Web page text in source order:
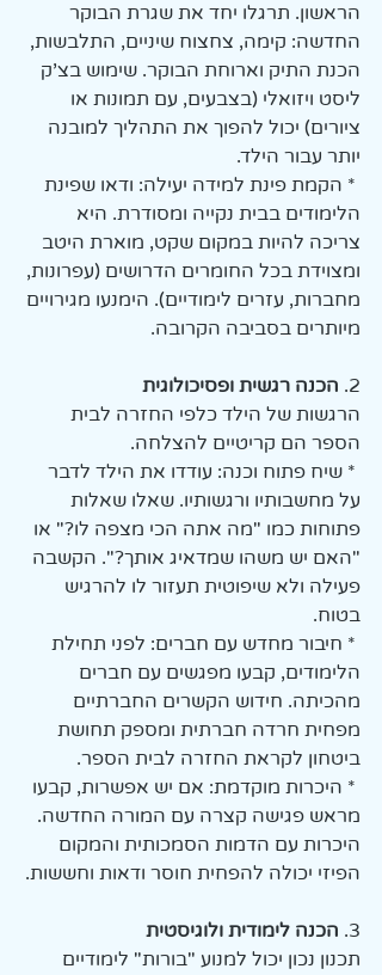
הראשון. תרגלו יחד את שגרת הבוקר
החדשה: קימה, צחצוח שיניים, התלבשות,
הכנת התיק וארוחת הבוקר. שימוש בצ'ק
ליסט ויזואלי (בצבעים, עם תמונות או
ציורים) יכול להפוך את התהליך למובנה
יותר עבור הילד.
* הקמת פינת למידה יעילה: ודאו שפינת
הלימודים בבית נקייה ומסודרת. היא
צריכה להיות במקום שקט, מוארת היטב
ומצוידת בכל החומרים הדרושים (עפרונות,
מחברות, עזרים לימודיים). הימנעו מגירויים
מיותרים בסביבה הקרובה.
2. הכנה רגשית ופסיכולוגית
הרגשות של הילד כלפי החזרה לבית
הספר הם קריטיים להצלחה.
* שיח פתוח וכנה: עודדו את הילד לדבר
על מחשבותיו ורגשותיו. שאלו שאלות
פתוחות כמו "מה אתה הכי מצפה לו?" או
"האם יש משהו שמדאיג אותך?". הקשבה
פעילה ולא שיפוטית תעזור לו להרגיש
בטוח.
* חיבור מחדש עם חברים: לפני תחילת
הלימודים, קבעו מפגשים עם חברים
מהכיתה. חידוש הקשרים החברתיים
מפחית חרדה חברתית ומספק תחושת
ביטחון לקראת החזרה לבית הספר.
* היכרות מוקדמת: אם יש אפשרות, קבעו
מראש פגישה קצרה עם המורה החדשה.
היכרות עם הדמות הסמכותית והמקום
הפיזי יכולה להפחית חוסר ודאות וחששות.
3. הכנה לימודית ולוגיסטית
תכנון נכון יכול למנוע "בורות" לימודיים